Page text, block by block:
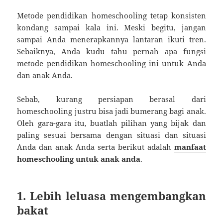
Metode pendidikan homeschooling tetap konsisten
kondang sampai kala ini. Meski begitu, jangan
sampai Anda menerapkannya lantaran ikuti tren.
Sebaiknya, Anda kudu tahu pernah apa fungsi
metode pendidikan homeschooling ini untuk Anda
dan anak Anda.
Sebab, kurang persiapan berasal dari
homeschooling justru bisa jadi bumerang bagi anak.
Oleh gara-gara itu, buatlah pilihan yang bijak dan
paling sesuai bersama dengan situasi dan situasi
Anda dan anak Anda serta berikut adalah manfaat
homeschooling untuk anak anda.
1. Lebih leluasa mengembangkan
bakat